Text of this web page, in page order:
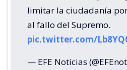
limitar la ciudadanía
al fallo del Supremo.
pic.twitter.com/
— EFE Noticias